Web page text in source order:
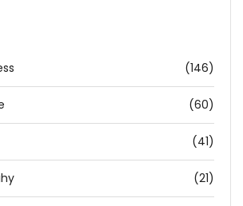
(146)
(60)
(41)
(21)